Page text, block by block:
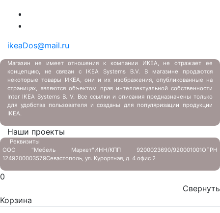
ikeaDos@mail.ru
Магазин не имеет отношения к компании ИКЕА, не отражает ее
концепцию, не связан с IKEA Systems B.V. В магазине продаются
некоторые товары ИКЕА, они и их изображения, опубликованные на
страницах, являются объектом прав интеллектуальной собственности
Inter IKEA Systems B. V. Все ссылки и описания предназначены только
для удобства пользователя и созданы для популяризации продукции
IKEA.
Наши проекты
Реквизиты
ООО "Мебель Маркет"ИНН/КПП 9200023690/920001001ОГРН
1249200003579Севастополь, ул. Курортная, д. 4 офис 2
0
Свернуть
Корзина